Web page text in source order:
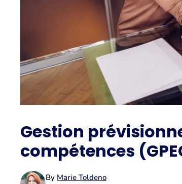
Gestion
compétences
By Marie Toldeno